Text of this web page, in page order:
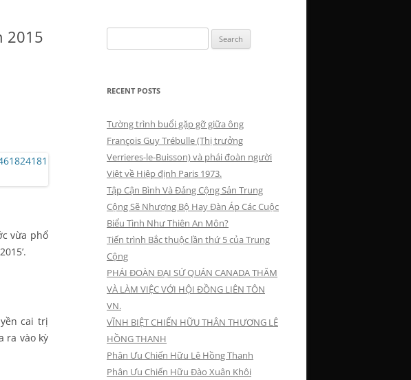
2015
vừa phổ
cai trị
ra vào kỳ
for:
RECENT POSTS
Tường trình buổi gặp gỡ giữa ông
François Guy Trébulle (Thị trưởng
Verrieres-le-Buisson) và phái đoàn người
Việt về Hiệp định Paris 1973.
Tập Cận Bình Và Đảng Cộng Sản Trung
Cộng Sẽ Nhượng Bộ Hay Đàn Áp Các Cuộc
Biểu Tình Như Thiên An Môn?
Tiến trình Bắc thuộc lần thứ 5 của Trung
Cộng
PHÁI ĐOÀN ĐẠI SỨ QUÁN CANADA THĂM
VÀ LÀM VIỆC VỚI HỘI ĐỒNG LIÊN TÔN
VN.
VĨNH BIỆT CHIẾN HỮU THÂN THƯƠNG LÊ
HỒNG THANH
Phân Ưu Chiến Hữu Lê Hồng Thanh
Phân Ưu Chiến Hữu Đào Xuân Khôi